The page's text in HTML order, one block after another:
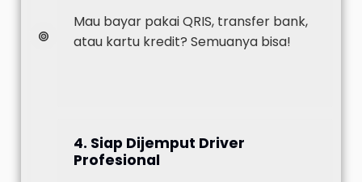
Mau bayar pakai QRIS, transfer bank,
atau kartu kredit? Semuanya bisa!
4. Siap Dijemput Driver
Profesional